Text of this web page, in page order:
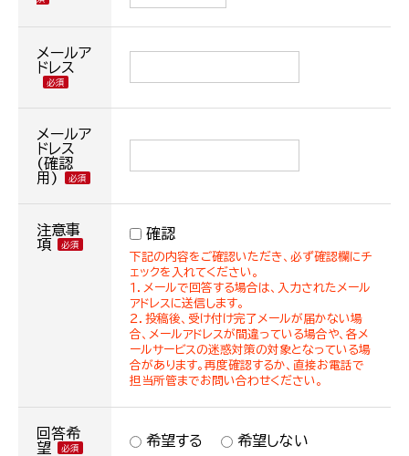
メールア
ドレス
メールア
ドレス
(確認
用)
注意事
項
確認
下記の内容をご確認いただき、必ず確認欄にチ
ェックを入れてください。
１．メールで回答する場合は、入力されたメール
アドレスに送信します。
２．投稿後、受け付け完了メールが届かない場
合、メールアドレスが間違っている場合や、各メ
ールサービスの迷惑対策の対象となっている場
合があります。再度確認するか、直接お電話で
担当所管までお問い合わせください。
回答希
望
希望する 希望しない